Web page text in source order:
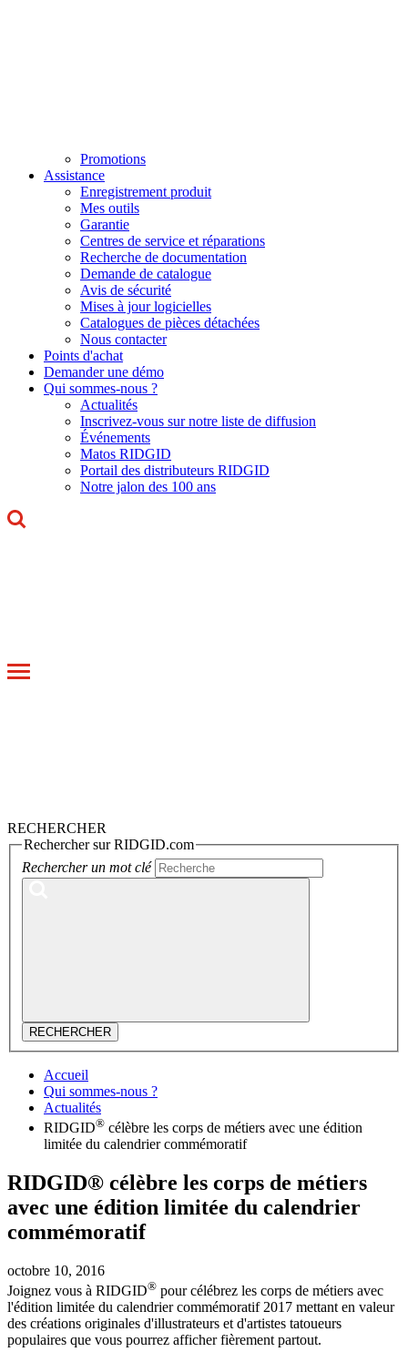
Promotions
Assistance
Enregistrement produit
Mes outils
Garantie
Centres de service et réparations
Recherche de documentation
Demande de catalogue
Avis de sécurité
Mises à jour logicielles
Catalogues de pièces détachées
Nous contacter
Points d'achat
Demander une démo
Qui sommes-nous ?
Actualités
Inscrivez-vous sur notre liste de diffusion
Événements
Matos RIDGID
Portail des distributeurs RIDGID
Notre jalon des 100 ans
Toggle
RECHERCHER
Rechercher sur RIDGID.com
Rechercher un mot clé
RECHERCHER
Accueil
Qui sommes-nous ?
Actualités
RIDGID® célèbre les corps de métiers avec une édition
limitée du calendrier commémoratif
RIDGID® célèbre les corps de métiers
avec une édition limitée du calendrier
commémoratif
octobre 10, 2016
Joignez vous à RIDGID® pour célébrez les corps de métiers avec
l'édition limitée du calendrier commémoratif 2017 mettant en valeur
des créations originales d'illustrateurs et d'artistes tatoueurs
populaires que vous pourrez afficher fièrement partout.